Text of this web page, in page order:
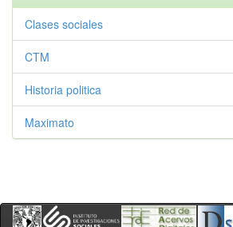
Clases sociales
CTM
Historia politica
Maximato